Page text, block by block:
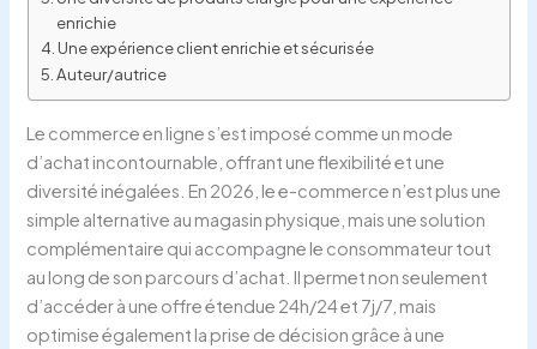
enrichie
Une expérience client enrichie et sécurisée
Auteur/autrice
Le commerce en ligne s’est imposé comme un mode
d’achat incontournable, offrant une flexibilité et une
diversité inégalées. En 2026, le e-commerce n’est plus une
simple alternative au magasin physique, mais une solution
complémentaire qui accompagne le consommateur tout
au long de son parcours d’achat. Il permet non seulement
d’accéder à une offre étendue 24h/24 et 7j/7, mais
optimise également la prise de décision grâce à une